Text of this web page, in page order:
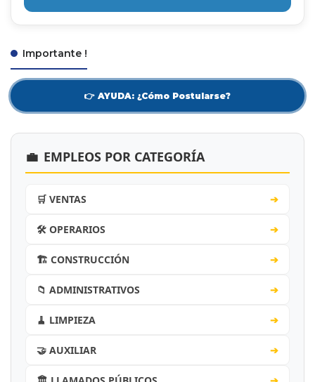
Importante !
👉 AYUDA: ¿Cómo Postularse?
💼 EMPLEOS POR CATEGORÍA
🛒 VENTAS ➔
🛠️ OPERARIOS ➔
🏗️ CONSTRUCCIÓN ➔
📁 ADMINISTRATIVOS ➔
🧹 LIMPIEZA ➔
🤝 AUXILIAR ➔